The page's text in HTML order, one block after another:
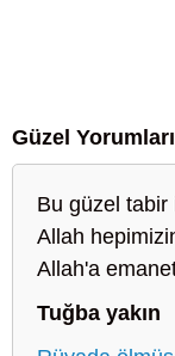
Güzel
Bu güzel
Allah
Allah'a
Tuğba yakın